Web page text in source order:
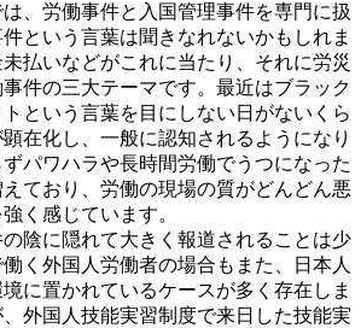
、労働事件と入国管理事件を専門に扱
という言葉は聞きなれないかもしれま
払いなどがこれに当たり、それに労災
件の三大テーマです。最近はブラック
という言葉を目にしない日がないくら
在化し、一般に認知されるようになり
パワハラや長時間労働でうつになった
ており、労働の現場の質がどんどん悪
く感じています。
陰に隠れて大きく報道されることは少
く外国人労働者の場合もまた、日本人
に置かれているケースが多く存在しま
外国人技能実習制度で来日した技能実